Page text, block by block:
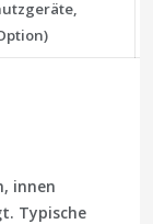
innen
Typische